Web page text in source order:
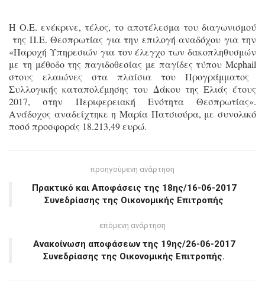
Η Ο.Ε. ενέκρινε, τέλος, το αποτέλεσμα του διαγωνισμού
της Π.Ε. Θεσπρωτίας για την επιλογή αναδόχου για την
«Παροχή Υπηρεσιών για τον έλεγχο των δακοπληθυσμών
με τη μέθοδο της παγιδοθεσίας με παγίδες τύπου Mcphail
στους ελαιώνες στα πλαίσια του Προγράμματος
Συλλογικής καταπολέμησης του Δάκου της Ελιάς έτους
2017, στην Περιφερειακή Ενότητα Θεσπρωτίας».
Ανάδοχος αναδείχτηκε η Μαρία Πατσιούρα, με συνολικό
ποσό προσφοράς 18.213,49 ευρώ.
προηγούμενη ανάρτηση
Πρακτικό και Αποφάσεις της 18ης/16-06-2017
Συνεδρίασης της Οικονομικής Επιτροπής
επόμενη ανάρτηση
Ανακοίνωση αποφάσεων της 19ης/26-06-2017
Συνεδρίασης της Οικονομικής Επιτροπής.